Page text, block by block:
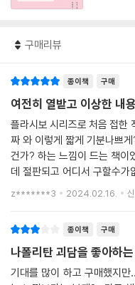
구매리뷰
종이책 구매
여전히 열받고 이상한 내
플라시보 시리즈로 처음 접한
짜 와 이렇게 짧게 기분나쁘게?? 찝찝하게 맛있는 이야기는 어디서 나온
건가? 하는 느낌이 드는 책이었다플라시보 시리즈를 모두 모으고 싶었는
데 절판되고 어디서 구할수가
는 장르를 좋아하는데, 나폴
z*******3 2024.02.16.
종이책 구매
나폴리탄 괴담을 좋아하
기대를 많이 하고 구매했지